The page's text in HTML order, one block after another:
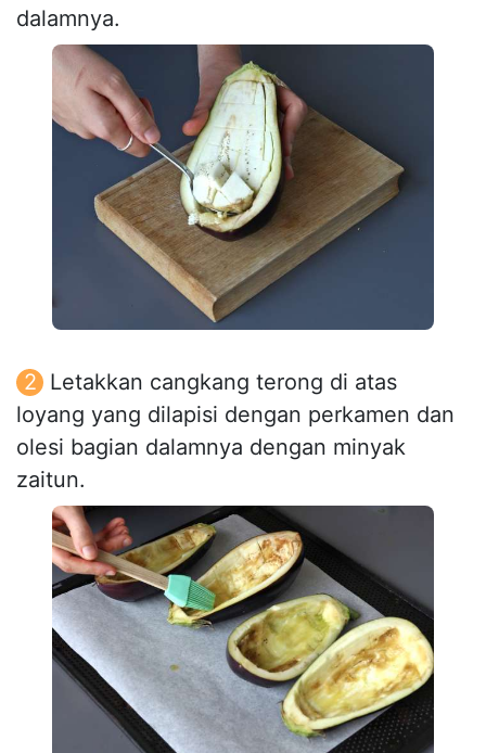
dalamnya.
Letakkan cangkang terong di atas
loyang yang dilapisi dengan perkamen dan
olesi bagian dalamnya dengan minyak
zaitun.